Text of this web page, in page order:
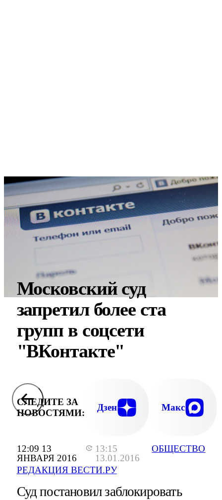
12:09 13
ЯНВАРЯ 2016
13:15
13.01.2016
РЕДАКЦИЯ ВЕСТИ.РУ
ОБЩЕСТВО
Московский суд
запретил более ста
групп в соцсети
"ВКонтакте"
СЛЕДИТЕ ЗА
НОВОСТЯМИ:
Дзен Макс
Суд постановил заблокировать